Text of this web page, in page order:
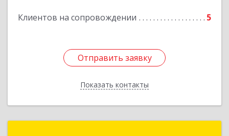
Клиентов на сопровождении 5
Отправить заявку
Показать контакты
Подробнее
Отправить заявку
Назад